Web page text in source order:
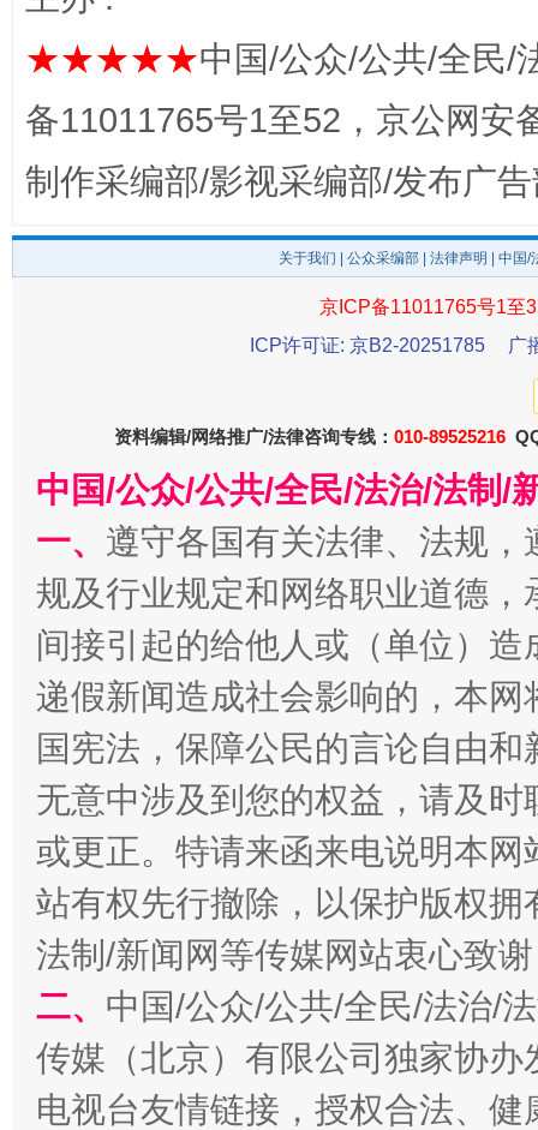
东山县通报“牛蛙产品抗生素超标问题” 法
千年窑火 生生不息 一
揭开“小金库”的免责幌子
★★★★★中国/公众/公共/全民/
备11011765号1至52，京公网安
制作采编部/影视采编部/发布广
关于我们 公众采编部 法律声明 | 中国
京ICP备11011765号1至
ICP许可证: 京B2-20251785
广
资料编辑/网络推广/法律咨询专线： 010-89525216
中国/公众/公共/全民/法治/法制/
一、 遵守各国有关法律、法规
规及行业规定和网络职业道德
间接引起的给他人或（单位）
递假新闻造成社会影响的，本
国宪法，保障公民的言论自由
无意中涉及到您的权益，请及
或更正。特请来函来电说明本
站有权先行撤除，以保护版权
法制/新闻网等传媒网站衷心致
二、 中国/公众/公共/全民/法治/
传媒（北京）有限公司独家协
电视台友情链接，授权合法、